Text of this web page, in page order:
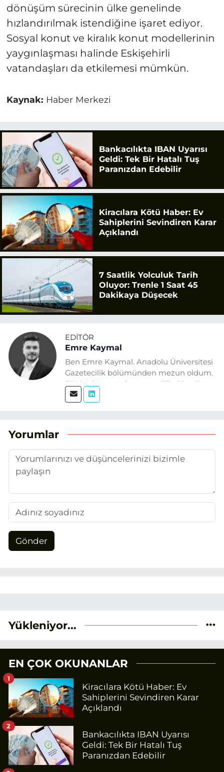
dönüşüm sürecinin ülke genelinde
hızlandırılmak istendiğine işaret ediyor.
Sosyal konut ve kiralık konut modellerinin
yaygınlaşması halinde Eskişehirli
vatandaşları da etkilemesi mümkün.
Kaynak: Haber Merkezi
Bankacılıkta IBAN Uyarısı
Geldi: Tek Bir Hatalı Tuş
Paranızdan Edebilir
Kiracılara Kötü Haber: Ev
Sahiplerini Sevindiren Karar
Açıklandı
7 Saatlik Yolculuk Tarih
Oluyor: Trenle 1 Saat 45
Dakikaya Düşecek
EDITÖR
Emre Kaymal
Ben Emre Kaymal. Anadolu Üniversitesi
Gazetecilik bölümünden mezun oldum.
Eğitim hayatım boyunca dijital içerik
üretimi ve arama motoru
temel alıyorum.
Yorumlar
Gönder
Yükleniyor...
EN ÇOK OKUNANLAR
Kiracılara Kötü Haber: Ev
Sahiplerini Sevindiren Karar
Açıklandı
1
Bankacılıkta IBAN Uyarısı
Geldi: Tek Bir Hatalı Tuş
Paranızdan Edebilir
2